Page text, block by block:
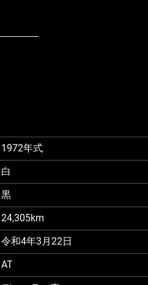
1972年式
白
黒
24,305km
令和4年3月22日
AT